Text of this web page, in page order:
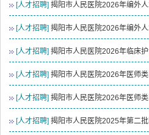
2026-07-31 大咖云集探内科
2026-07-31 以学术聚合力 |
[人才招聘] 揭阳市人民医院2026年编外
[人才招聘] 揭阳市人民医院2026年编外
[人才招聘] 揭阳市人民医院2026年临床
[人才招聘] 揭阳市人民医院2026年医师
[人才招聘] 揭阳市人民医院2026年医师
[人才招聘] 揭阳市人民医院2025年第二